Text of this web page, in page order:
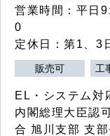
営業時間：平
0
定休日：第1、3
販売可 工
EL・システム対
内閣総理大臣認
合 旭川支部 支